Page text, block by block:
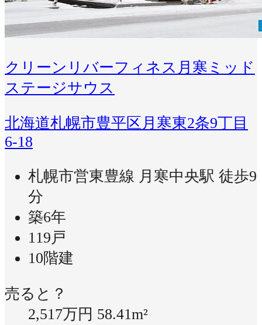
クリーンリバーフィネス月寒ミッド
ステージサウス
北海道札幌市豊平区月寒東2条9丁目
6-18
札幌市営東豊線 月寒中央駅 徒歩9
分
築6年
119戸
10階建
売ると？
2,517万円 58.41m²